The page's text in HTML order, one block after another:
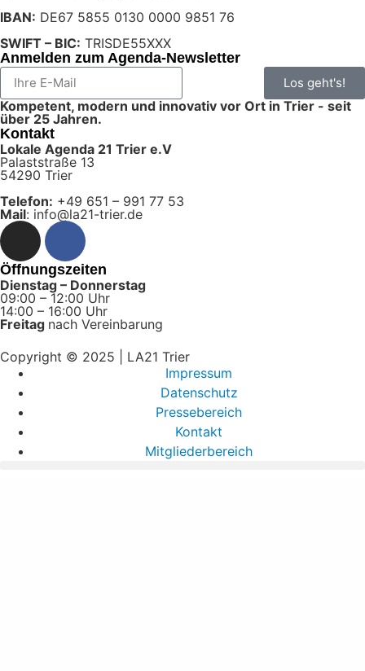
IBAN: DE67 5855 0130 0000 9851 76
SWIFT – BIC: TRISDE55XXX
Anmelden zum Agenda-Newsletter
Los geht's!
Kompetent, modern und innovativ vor Ort in Trier - seit
über 25 Jahren.
Kontakt
Lokale Agenda 21 Trier e.V
Palaststraße 13
54290 Trier
Telefon: +49 651 – 991 77 53
Mail: info@la21-trier.de
Öffnungszeiten
Dienstag – Donnerstag
09:00 – 12:00 Uhr
14:00 – 16:00 Uhr
Freitag nach Vereinbarung
Copyright © 2025 | LA21 Trier
Impressum
Datenschutz
Pressebereich
Kontakt
Mitgliederbereich